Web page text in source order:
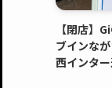
【閉店】
ブインな
西インター